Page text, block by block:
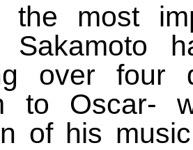
the most
Sakamoto
over four
to Oscar-
of his